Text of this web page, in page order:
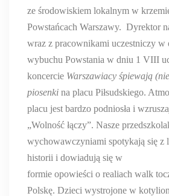
ze środowiskiem lokalnym w
Powstańcach Warszawy. Dyrektor
wraz z pracownikami uczestniczy w
wybuchu Powstania w dniu 1 VIII
koncercie Warszawiacy śpiewają
piosenki na placu Piłsudskiego.
placu jest bardzo podniosła i
„Wolność łączy”. Nasze
wychowawczyniami spotykają się z
historii i dowiadują się w
formie opowieści o realiach walk
Polskę. Dzieci wystrojone w